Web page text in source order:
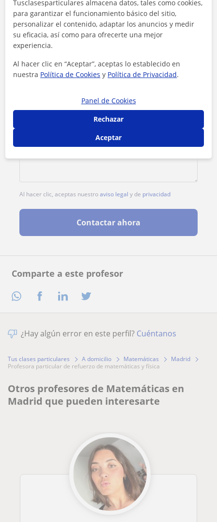
Comparte a este profesor
Al hacer clic, aceptas nuestroaviso legal y de privacidad
Contactar ahora
¿Hay algún error en este perfil? Cuéntanos
Tus clases particulares A domicilio Matemáticas
Madrid
profesora particular de refuerzo de matemáticas y física
Otros profesores de Matemáticas en
Madrid que pueden interesarte
Tusclasesparticulares almacena datos, tales como cookies,
para garantizar el funcionamiento básico del sitio,
personalizar el contenido, adaptar los anuncios y medir
su eficacia, así como para ofrecerte una mejor
experiencia.
Al hacer clic en “Aceptar”, aceptas lo establecido en
nuestra Política de Cookies y Política de Privacidad.
Panel de Cookies
Rechazar
Aceptar